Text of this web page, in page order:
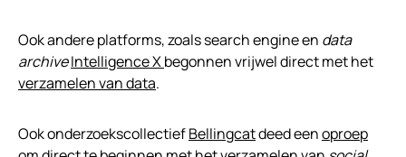
Ook andere platforms, zoals search engine en data
archiveIntelligence Xbegonnen vrijwel direct met het
verzamelen van data.
Ook onderzoekscollectiefBellingcatdeed eenoproep